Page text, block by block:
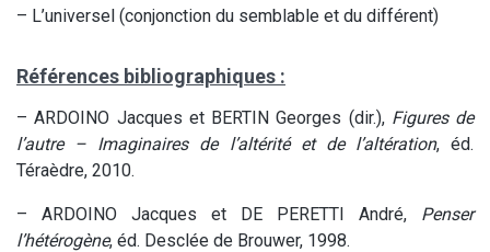
– L’universel (conjonction du semblable et du différent)
Références bibliographiques :
– ARDOINO Jacques et BERTIN Georges (dir.), Figures de
l’autre – Imaginaires de l’altérité et de l’altération, éd.
Téraèdre, 2010.
– ARDOINO Jacques et DE PERETTI André, Penser
l’hétérogène, éd. Desclée de Brouwer, 1998.